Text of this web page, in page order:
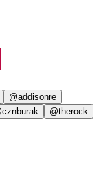
@addisonre
@therock